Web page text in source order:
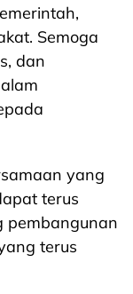
Semoga
dan
yang
terus
pembangunan
terus